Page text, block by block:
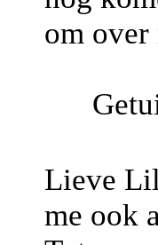
om over
Lieve
me ook